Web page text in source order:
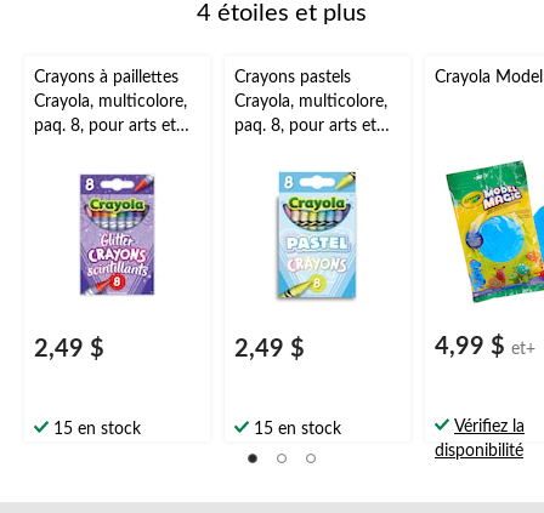
ouvrira
le
formulaire
soumission.
ouvrira
le
formulaire
soumission.
étoiles.
ouvrira
formulaire
soumission.
étoiles.
ouvrira
le
formulaire
soumission.
ouvrira
soumission.
4 étoiles et plus
Crayons à paillettes
Crayola, multicolore,
paq. 8, pour arts et
d'anniversaire
2,49 $
15 en stock
Crayons pastels
Crayola, multicolore,
paq. 8, pour arts et
d'anniversaire
2,49 $
15 en stock
Crayola
4,99 $ et+
Vérifiez la
disponibilité